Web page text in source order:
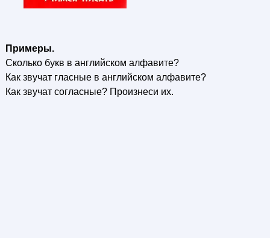
Примеры.
Сколько букв в английском алфавите?
Как звучат гласные в английском алфавите?
Как звучат согласные? Произнеси их.